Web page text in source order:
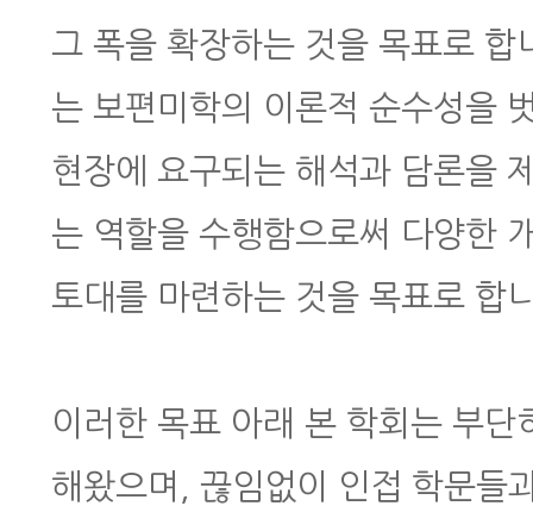
그 폭을 확장하는 것을 목표로
는 보편미학의 이론적 순수성을
현장에 요구되는 해석과 담론을
는 역할을 수행함으로써 다양한
토대를 마련하는 것을 목표로 합
이러한 목표 아래 본 학회는 부
해왔으며, 끊임없이 인접 학문들